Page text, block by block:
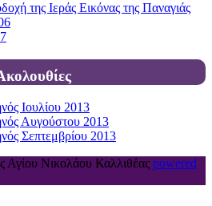
της Ιεράς Εικόνας της Παναγιάς
Ιουλίου 2013
Αυγούστου 2013
Σεπτεμβρίου 2013
Αγίου Νικολάου Καλλιθέας powered